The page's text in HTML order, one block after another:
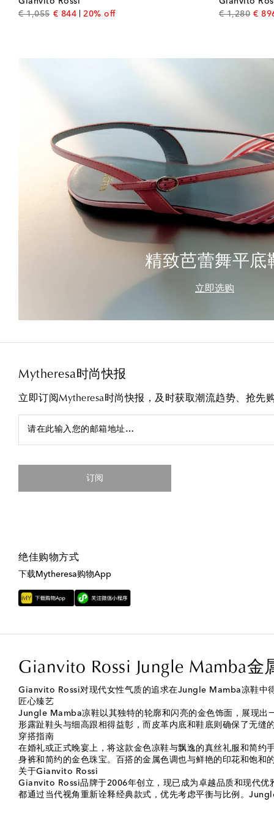
€ 1,055original price
€ 844discount price
20% off
€ 1,280 €
精致芭蕾舞平底
立即选购
Mytheresa时尚快报
立即订阅Mytheresa时尚快报，及时获取潮流趋势、抢先
请在此输入您的邮箱地址…
订阅
绝佳购物方式
下载Mytheresa购物App
Gianvito Rossi Jungle Mamba金
Gianvito Rossi对现代女性气质的追求在Jungle Mamba凉鞋中
匠心臻艺
Jungle Mamba凉鞋以其独特的轮廓和闪亮的金色饰面，展现出
形露趾鞋头与细高跟相得益彰，而皮革内底和鞋底则确保了无缝
穿搭指南
在婚礼或正式晚宴上，将这款金色凉鞋与飘逸的真丝礼服和简约
身裤和简约的金色珠宝。百搭的金属色调也与鲜艳的印花和饱和
关于Gianvito Rossi
Gianvito Rossi品牌于2006年创立，现已成为卓越品质和现代优
都通过当代视角重新诠释经典款式，优先考虑平衡与比例。